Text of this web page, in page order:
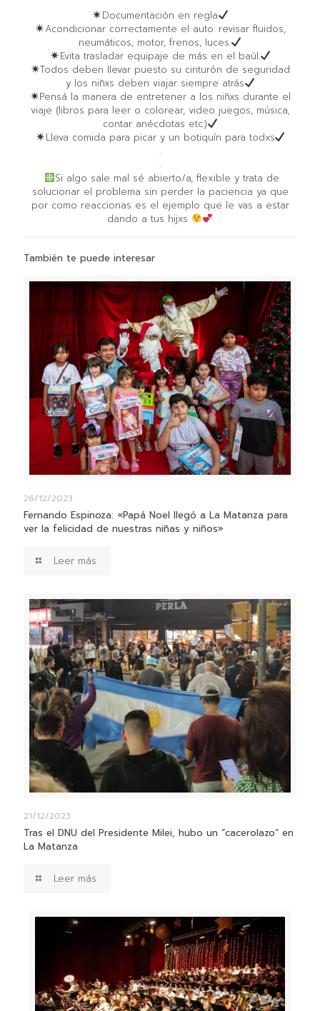
Documentación en regla⁣
Acondicionar correctamente el auto: revisar fluidos,
neumáticos, motor, frenos, luces.⁣
Evita trasladar equipaje de más en el baúl.⁣
Todos deben llevar puesto su cinturón de seguridad
y los niñxs deben viajar siempre atrás⁣
Pensá la manera de entretener a los niñxs durante el
viaje (libros para leer o colorear, video juegos, música,
contar anécdotas etc.)⁣
Lleva comida para picar y un botiquín para todxs⁣
.
.
Si algo sale mal sé abierto/a, flexible y trata de
solucionar el problema sin perder la paciencia ya que
por como reaccionas es el ejemplo que le vas a estar
dando a tus hijxs
También te puede interesar
26/12/2023
Fernando Espinoza: «Papá Noel llegó a La Matanza para
ver la felicidad de nuestras niñas y niños»
Leer más
21/12/2023
Tras el DNU del Presidente Milei, hubo un “cacerolazo” en
La Matanza
Leer más